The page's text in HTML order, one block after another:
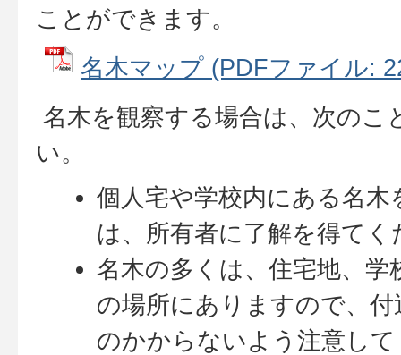
ことができます。
名木マップ (PDFファイル:
名木を観察する場合は、次のこ
い。
個人宅や学校内にある名
は、所有者に了解を得てく
名木の多くは、住宅地、学
の場所にありますので、
のかからないよう注意し